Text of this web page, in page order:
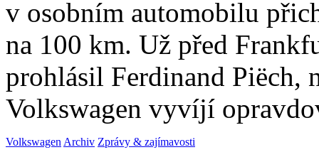
v osobním automobilu
na 100 km. Už před
prohlásil Ferdinand Piëch,
Volkswagen vyvíjí
Volkswagen Archiv Zprávy & zajímavosti